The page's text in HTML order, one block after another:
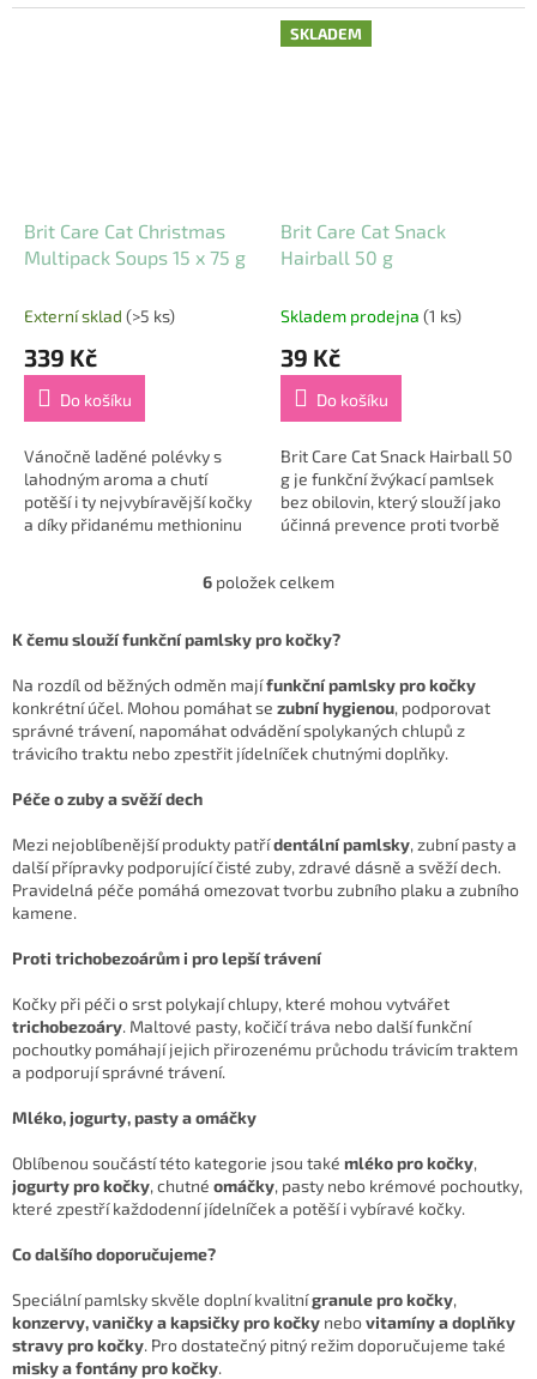
je vhodná i pro kastrované
methioninu je vhodná i pro
kastrované jedince. Vysoký
obsah vody...
Brit Care Cat Christmas
Multipack Soups 15 x 75 g
Externí sklad (>5 ks)
339 Kč
Do košíku
Vánočně laděné polévky s
lahodným aroma a chutí
potěší i ty nejvybíravější kočky
a díky přidanému methioninu
SKLADEM
Brit Care Cat Snack
Hairball 50 g
Skladem prodejna (1 ks)
39 Kč
Do košíku
Brit Care Cat Snack Hairball 50
g je funkční žvýkací pamlsek
bez obilovin, který slouží jako
účinná prevence proti tvorbě
O
l
d
a
c
í
k
y
v
i
u
6 položek celkem
K čemu slouží funkční pamlsky pro kočky?
Na rozdíl od běžných odměn majífunkční pamlsky pro kočky
konkrétní účel. Mohou pomáhat se zubní hygienou, podporovat
správné trávení, napomáhat odvádění spolykaných chlupů z
trávicího traktu nebo zpestřit jídelníček chutnými doplňky.
Péče o zuby a svěží dech
Mezi nejoblíbenější produkty patřídentální pamlsky, zubní pasty a
další přípravky podporující čisté zuby, zdravé dásně a svěží dech.
Pravidelná péče pomáhá omezovat tvorbu zubního plaku a zubního
kamene.
Proti trichobezoárům i pro lepší trávení
Kočky při péči o srst polykají chlupy, které mohou vytvářet
trichobezoáry. Maltové pasty, kočičí tráva nebo další funkční
pochoutky pomáhají jejich přirozenému průchodu trávicím traktem
a podporují správné trávení.
Mléko, jogurty, pasty a omáčky
Oblíbenou součástí této kategorie jsou také mléko pro kočky,
jogurty pro kočky, chutné omáčky, pasty nebo krémové pochoutky,
které zpestří každodenní jídelníček a potěší i vybíravé kočky.
Co dalšího doporučujeme?
Speciální pamlsky skvěle doplní kvalitnígranule pro kočky,
konzervy, vaničky a kapsičky pro kočky nebovitamíny a doplňky
stravy pro kočky. Pro dostatečný pitný režim doporučujeme také
misky a fontány pro kočky.